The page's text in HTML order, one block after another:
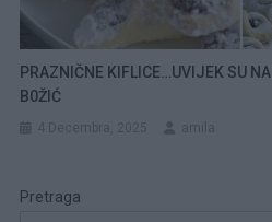
PRAZNIČNE KIFLICE…UVIJEK SU
B0ŽIĆ
Pretraga